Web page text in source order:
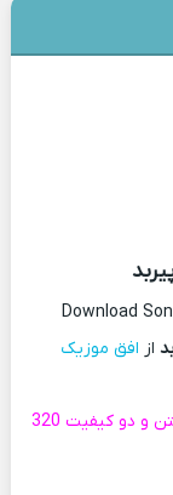
Download
از افق موزیک
هم اکنون دانلود آهنگ جدید پیشنهادی همراه متن و دو کیفیت 320